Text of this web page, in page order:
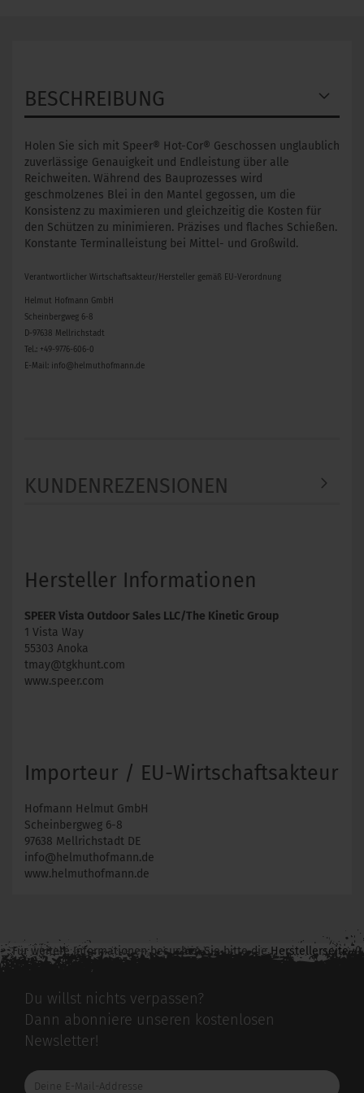
BESCHREIBUNG
Holen Sie sich mit Speer® Hot-Cor® Geschossen unglaublich
zuverlässige Genauigkeit und Endleistung über alle
Reichweiten. Während des Bauprozesses wird
geschmolzenes Blei in den Mantel gegossen, um die
Konsistenz zu maximieren und gleichzeitig die Kosten für
den Schützen zu minimieren. Präzises und flaches Schießen.
Konstante Terminalleistung bei Mittel- und Großwild.
Verantwortlicher Wirtschaftsakteur/Hersteller gemäß EU-Verordnung
Helmut Hofmann GmbH
Scheinbergweg 6-8
D-97638 Mellrichstadt
Tel.: +49-9776-606-0
E-Mail: info@helmuthofmann.de
KUNDENREZENSIONEN
Hersteller Informationen
SPEER Vista Outdoor Sales LLC/The Kinetic Group
1 Vista Way
55303 Anoka
tmay@tgkhunt.com
www.speer.com
Importeur / EU-Wirtschaftsakteur
Hofmann Helmut GmbH
Scheinbergweg 6-8
97638 Mellrichstadt DE
info@helmuthofmann.de
www.helmuthofmann.de
Für weitere Informationen besuchen Sie bitte dieHerstellerseite
zu diesem Artikel.
Du willst nichts verpassen?
Dann abonniere unseren kostenlosen
Newsletter!
Deine